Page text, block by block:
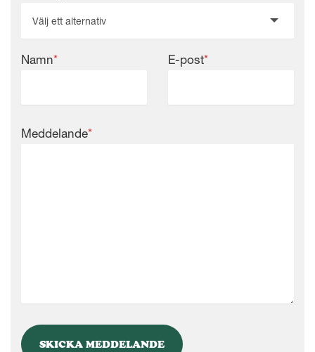
Välj ett alternativ
Namn* E-post*
Meddelande*